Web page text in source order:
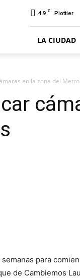
4.9 C Plottier
LA CIUDAD
en la zona del
semanas para
de Cambiemos